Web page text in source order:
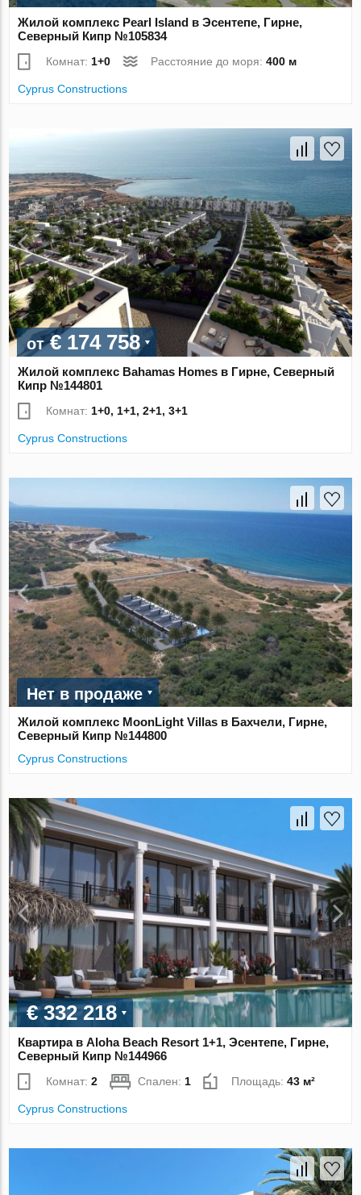
Жилой комплекс Pearl Island в Эсентепе, Гирне,
Северный Кипр №105834
Комнат: 1+0 Расстояние до моря:400 м
Cyprus Constructions
от€ 174 758
Жилой комплекс Bahamas Homes в Гирне, Северный
Кипр №144801
Комнат:1+0, 1+1, 2+1, 3+1
Cyprus Constructions
Нет в продаже
Жилой комплекс MoonLight Villas в Бахчели, Гирне,
Северный Кипр №144800
Cyprus Constructions
€ 332 218
Квартира в Aloha Beach Resort 1+1, Эсентепе, Гирне,
Северный Кипр №144966
Комнат:2 Спален: 1 Площадь:43 м²
Cyprus Constructions